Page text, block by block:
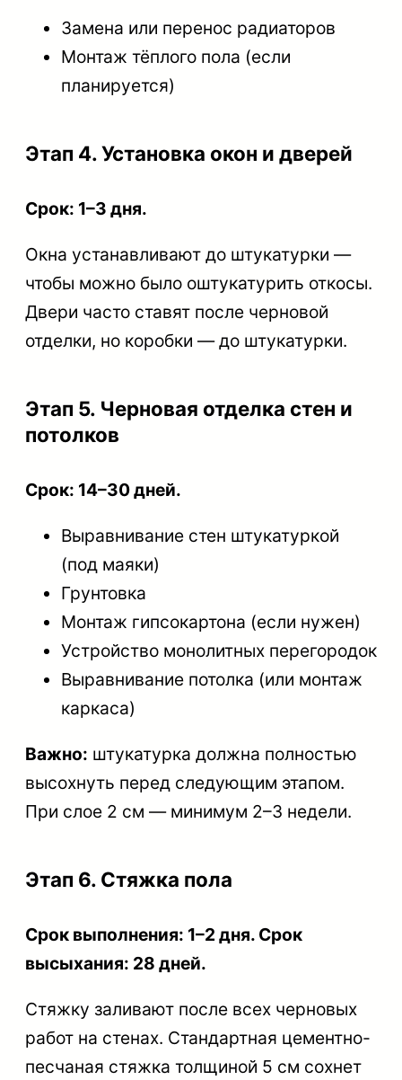
Замена или перенос радиаторов
Монтаж тёплого пола (если
планируется)
Этап 4. Установка окон и дверей
Срок: 1–3 дня.
Окна устанавливают до штукатурки —
чтобы можно было оштукатурить откосы.
Двери часто ставят после черновой
отделки, но коробки — до штукатурки.
Этап 5. Черновая отделка стен и
потолков
Срок: 14–30 дней.
Выравнивание стен штукатуркой
(под маяки)
Грунтовка
Монтаж гипсокартона (если нужен)
Устройство монолитных перегородок
Выравнивание потолка (или монтаж
каркаса)
Важно: штукатурка должна полностью
высохнуть перед следующим этапом.
При слое 2 см — минимум 2–3 недели.
Этап 6. Стяжка пола
Срок выполнения: 1–2 дня. Срок
высыхания: 28 дней.
Стяжку заливают после всех черновых
работ на стенах. Стандартная цементно-
песчаная стяжка толщиной 5 см сохнет